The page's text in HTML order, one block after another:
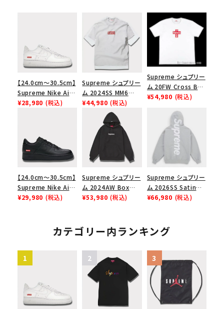
【24.0cm～30.5cm】
Supreme Nike Air
Force 1 Low シュプ
¥28,980 (税込)
Supreme シュプリー
ム 2024SS MM6
Maison Margiela
Box Logo Tee MM6
メゾンマルジェラボッ
クスロゴTシャツ ホ
ワイト 白
¥44,980 (税込)
Supreme シュプリー
ム 20FW Cross Box
Logo Tee クロスボ
¥54,980 (税込)
【24.0cm～30.5cm】
Supreme Nike Air
Force 1 Low シュプ
ューズ ブラック
¥29,980 (税込)
Supreme シュプリー
ム 2024AW Box
Logo Hooded
ブラック 黒
¥53,980 (税込)
Supreme シュプリー
ム 2026SS Satin
Applique Hooded
スウェットパーカー ヘ
ザーグレー
¥66,980 (税込)
カテゴリー内ランキング